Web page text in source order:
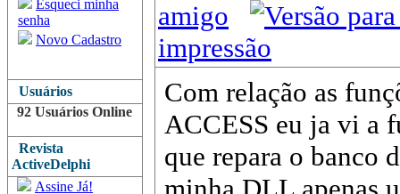
Esqueci minha
senha
Novo Cadastro
Usuários
92 Usuários Online
Revista
ActiveDelphi
Assine Já!
amigo
impressão
Com relação as
ACCESS eu ja vi a
que repara o banco